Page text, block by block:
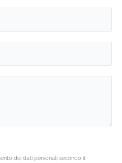
dei dati personali secondo il